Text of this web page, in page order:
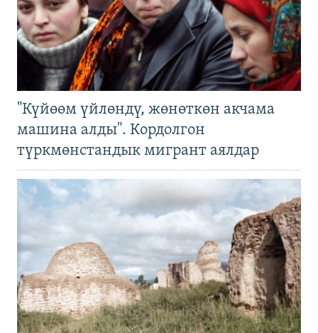
"Күйөөм үйлөндү, жөнөткөн акчама
машина алды". Кордолгон
түркмөнстандык мигрант аялдар